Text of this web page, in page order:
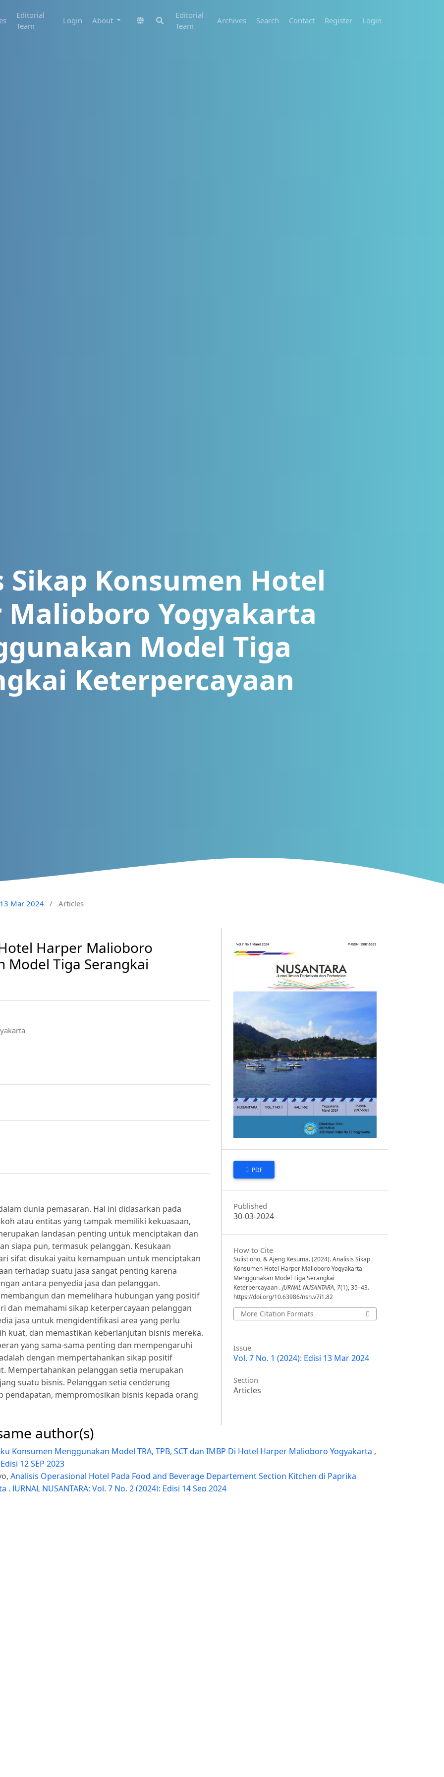
Editorial
Team
Login About
Editorial
Team
Archives Search Contact Register Login
Sikap Konsumen Hotel
Malioboro Yogyakarta
Model Tiga
Keterpercayaan
Mar 2024 / Articles
Harper Malioboro
Model Tiga Serangkai
dunia pemasaran. Hal ini didasarkan pada
atau entitas yang tampak memiliki kekuasaan,
landasan penting untuk menciptakan dan
siapa pun, termasuk pelanggan. Kesukaan
sifat disukai yaitu kemampuan untuk menciptakan
terhadap suatu jasa sangat penting karena
antara penyedia jasa dan pelanggan.
dan memelihara hubungan yang positif
dan memahami sikap keterpercayaan pelanggan
jasa untuk mengidentifikasi area yang perlu
kuat, dan memastikan keberlanjutan bisnis mereka.
yang sama-sama penting dan mempengaruhi
dengan mempertahankan sikap positif
Mempertahankan pelanggan setia merupakan
suatu bisnis. Pelanggan setia cenderung
mempromosikan bisnis kepada orang
PDF
Published
30-03-2024
How to Cite
Sulistiono, & Ajeng Kesuma. (2024). Analisis Sikap
Konsumen Hotel Harper Malioboro Yogyakarta
Menggunakan Model Tiga Serangkai
Keterpercayaan .JURNAL NUSANTARA, 7(1), 35–43.
https://doi.org/10.63986/nsn.v7i1.82
More Citation Formats
Issue
Vol. 7 No. 1 (2024): Edisi 13 Mar 2024
Section
Articles
author(s)
Konsumen Menggunakan Model TRA, TPB, SCT dan IMBP Di Hotel Harper Malioboro Yogyakarta ,
12 SEP 2023
Analisis Operasional Hotel Pada Food and Beverage Departement Section Kitchen di Paprika
, JURNAL NUSANTARA: Vol. 7 No. 2 (2024): Edisi 14 Sep 2024